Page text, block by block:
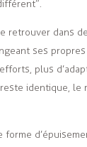
retrouver dans
ses
plus
identique, le